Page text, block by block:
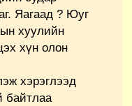
Яагаад ? Юуг
хуулийн
хүн олон
хэрэглээд
байтлаа